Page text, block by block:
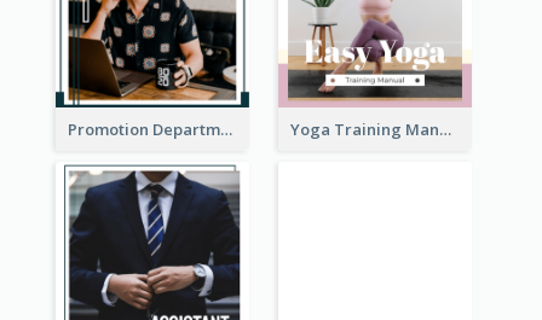
Promotion Department Training Manual Yoga Training Manual